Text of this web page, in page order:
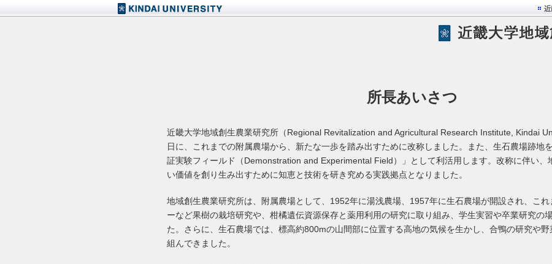
所長あいさつ
近畿大学地域創生農業研究所（Regional Revitalization and Agricultural Research Institute, Kindai
日に、これまでの附属農場から、新たな一歩を踏み出すために改称しました。また、生石農場跡地
証実験フィールド（Demonstration and Experimental Field）」として利活用します。改称に伴い、
い価値を創り生み出すために知恵と技術を研き究める実践拠点となりました。
地域創生農業研究所は、附属農場として、1952年に湯浅農場、1957年に生石農場が開設され、こ
ーなど果樹の栽培研究や、柑橘遺伝資源保存と薬用利用の研究に取り組み、学生実習や卒業研究の
た。さらに、生石農場では、標高約800mの山間部に位置する高地の気候を生かし、合鴨の研究や
組んできました。